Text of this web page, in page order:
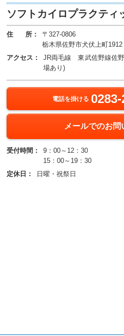
ソフトカイロプラクティ
住 所：
〒327-0806
栃木県佐野市犬伏上町1912
アクセス：
JR両毛線 東武佐野線佐
場あり)
電話を掛ける
メールでのお問
受付時間：
9：00～12：30
15：00～19：30
定休日：
日曜・祝祭日